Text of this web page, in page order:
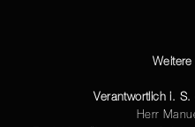
Verantwortlich i.
Herr